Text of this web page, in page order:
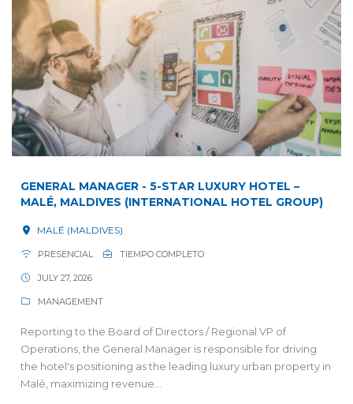
GENERAL MANAGER - 5-STAR LUXURY HOTEL –
MALÉ, MALDIVES (INTERNATIONAL HOTEL GROUP)
MALÉ (MALDIVES)
PRESENCIAL TIEMPO COMPLETO
JULY 27, 2026
MANAGEMENT
Reporting to the Board of Directors / Regional VP of
Operations, the General Manager is responsible for driving
the hotel's positioning as the leading luxury urban property in
Malé, maximizing revenue...